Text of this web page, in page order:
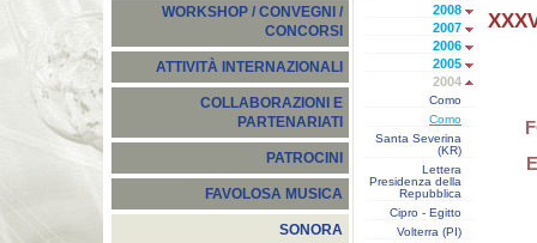
WORKSHOP / CONVEGNI /
CONCORSI
ATTIVITÀ INTERNAZIONALI
COLLABORAZIONI E
PARTENARIATI
PATROCINI
FAVOLOSA MUSICA
SONORA
2008
2007
2006
2005
2004
Como
Como
Santa Severina
(KR)
Lettera
Presidenza della
Repubblica
Cipro - Egitto
Volterra (PI)